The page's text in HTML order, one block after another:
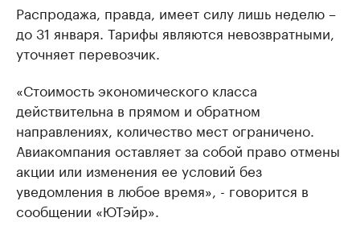
Распродажа, правда, имеет силу лишь неделю –
до 31 января. Тарифы являются невозвратными,
уточняет перевозчик.
«Стоимость экономического класса
действительна в прямом и обратном
направлениях, количество мест ограничено.
Авиакомпания оставляет за собой право отмены
акции или изменения ее условий без
уведомления в любое время», - говорится в
сообщении «ЮТэйр».